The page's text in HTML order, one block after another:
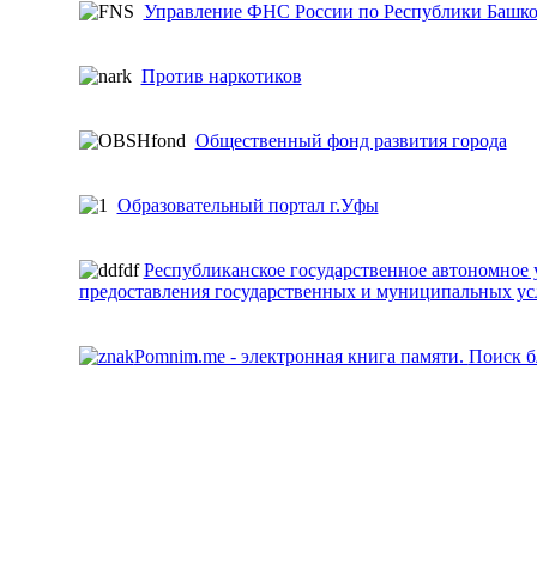
Управление ФНС России по Республики
Против наркотиков
Общественный фонд развития города
Образовательный портал г.Уфы
Республиканское государственное
предоставления государственных и муниципальных
Pomnim.me - электронная книга памяти. Поиск